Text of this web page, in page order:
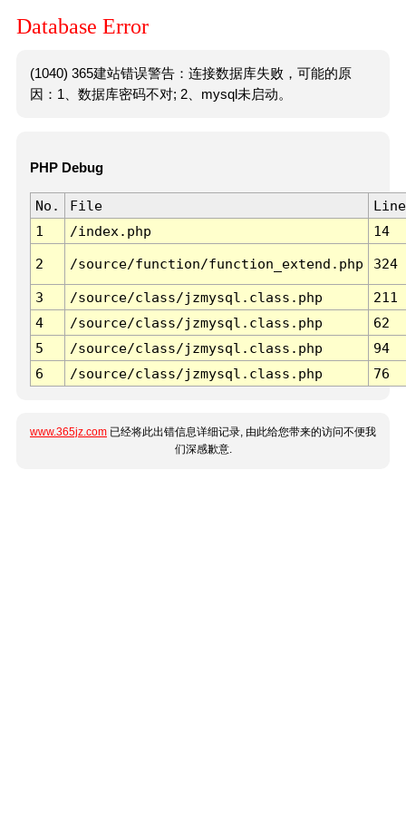
Database Error
(1040) 365建站错误警告：连接数据库失败，可能的原
因：1、数据库密码不对; 2、mysql未启动。
PHP Debug
No. File
Line
1
/index.php 14
2 /source/function/function_extend.php 324
3 /source/class/jzmysql.class.php
211
4
/source/class/jzmysql.class.php
62
5
/source/class/jzmysql.class.php
94
6
/source/class/jzmysql.class.php 76
www.365jz.com 已经将此出错信息详细记录, 由此给您带来的访问不便我
们深感歉意.